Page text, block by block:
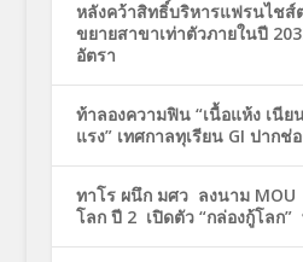
หลังคว้าสิทธิ์บริหารแฟรนไชส์
ขยายสาขาเท่าตัวภายในปี
อัตรา
ท้าลองความฟิน “เนื้อแห้ง เนี
แรง” เทศกาลทุเรียน GI ปากช่
ทาโร ผนึก มศว ลงนาม
โลก ปี 2 เปิดตัว “กล่องกู้โลก